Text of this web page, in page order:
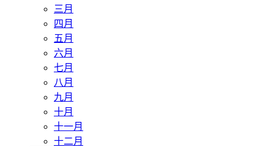
三月
四月
五月
六月
七月
八月
九月
十月
十一月
十二月